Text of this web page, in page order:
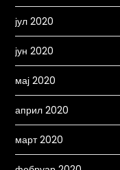
јул 2020
јун 2020
мај 2020
април 2020
март 2020